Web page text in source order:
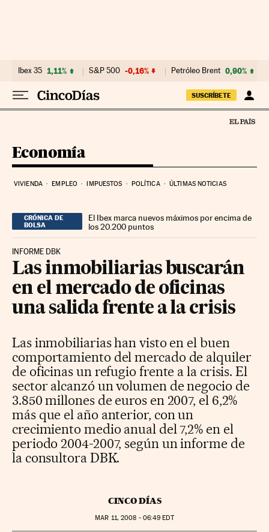
Ibex 35 1,11% S&P 500 -0,16% Petróleo Brent 0,90%
SUSCRÍBETE
Economía
VIVIENDA EMPLEO IMPUESTOS POLÍTICA ÚLTIMAS NOTICIAS
CRÓNICA DE
BOLSA
El Ibex marca nuevos máximos por encima de
los 20.200 puntos
INFORME DBK
Las inmobiliarias buscarán
en el mercado de oficinas
una salida frente a la crisis
Las inmobiliarias han visto en el buen
comportamiento del mercado de alquiler
de oficinas un refugio frente a la crisis. El
sector alcanzó un volumen de negocio de
3.850 millones de euros en 2007, el 6,2%
más que el año anterior, con un
crecimiento medio anual del 7,2% en el
periodo 2004-2007, según un informe de
la consultora DBK.
CINCO DÍAS
MAR 11, 2008 - 06:49 EDT